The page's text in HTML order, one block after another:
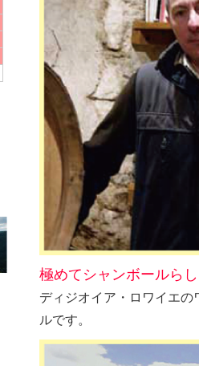
極めてシャンボールら
ディジオイア・ロワイエの
ルです。